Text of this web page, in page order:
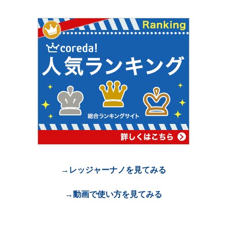
→レッジャーナノを見てみる
→動画で使い方を見てみる